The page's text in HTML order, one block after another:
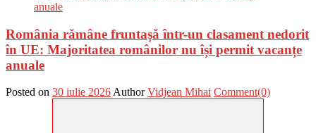
România rămâne fruntașă într-un clasament nedorit
în UE: Majoritatea românilor nu își permit vacanțe
anuale
Posted on 30 iulie 2026 Author Vidjean Mihai Comment(0)